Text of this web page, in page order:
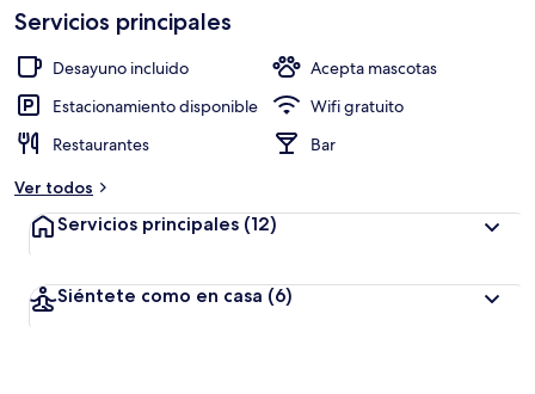
Servicios principales
Desayuno incluido
Acepta mascotas
Estacionamiento disponible
Wifi gratuito
Restaurantes
Bar
Ver todos
Servicios principales (12)
Siéntete como en casa (6)